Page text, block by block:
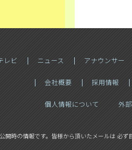
レビ ニュース アナウンサー
会社概要 採用情報
個人情報について 外
開時の情報です。皆様から頂いたメールは 必ず